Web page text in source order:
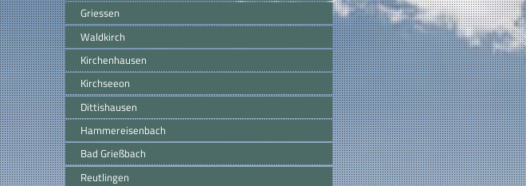
Griessen
Waldkirch
Kirchenhausen
Kirchseeon
Dittishausen
Hammereisenbach
Bad Grießbach
Reutlingen